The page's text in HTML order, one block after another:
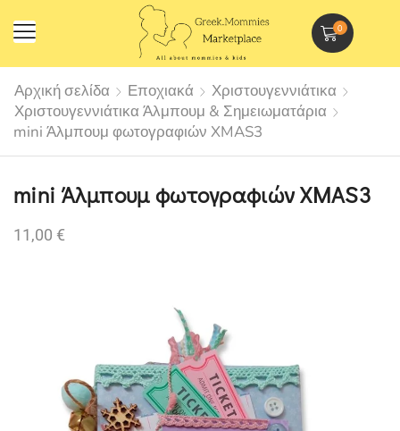
0
Αρχική σελίδα Εποχιακά
Χριστουγεννιάτικα
Χριστουγεννιάτικα Άλμπουμ & Σημειωματάρια
mini Άλμπουμ φωτογραφιών XMAS3
mini Άλμπουμ φωτογραφιών XMAS3
11,00 €